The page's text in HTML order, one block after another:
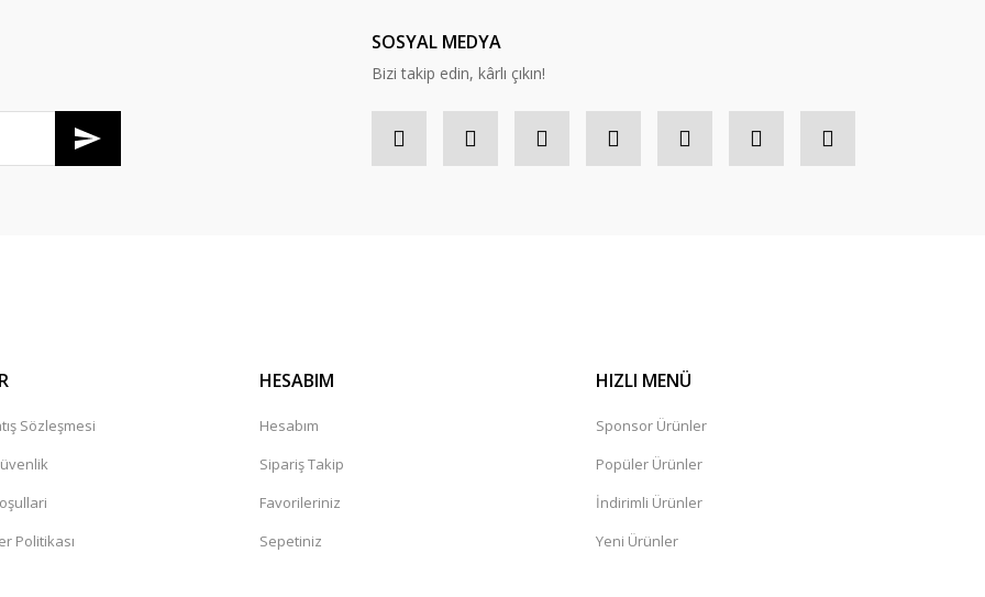
SOSYAL MEDYA
Bizi takip edin, kârlı çıkın!
Sözleşmesi
Politikası
HESABIM
Hesabım
Sipariş Takip
Favorileriniz
Sepetiniz
HIZLI MENÜ
Sponsor Ürünler
Popüler Ürünler
İndirimli Ürünler
Yeni Ürünler